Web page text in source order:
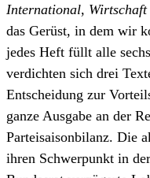
International,
das Gerüst, in dem wir
jedes Heft füllt alle
verdichten sich drei
Entscheidung zur
ganze Ausgabe an der
Parteisaisonbilanz. Die
ihren Schwerpunkt in